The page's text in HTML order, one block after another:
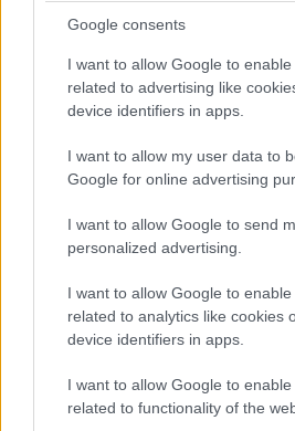
Google consents
I want to allow Google to
related to advertising like
device identifiers in apps.
I want to allow my user data to
Google for online advertising
I want to allow Google to send
personalized advertising.
I want to allow Google to
related to analytics like cookies
device identifiers in apps.
I want to allow Google to
related to functionality of the